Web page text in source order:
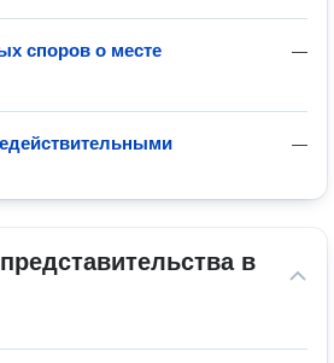
—
споров о месте
—
в